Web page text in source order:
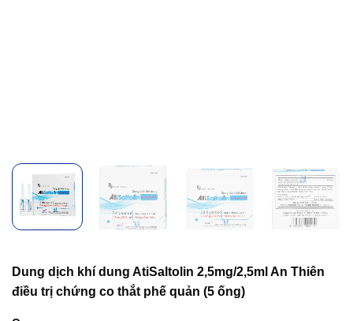
Dung dịch khí dung AtiSaltolin 2,5mg/2,5ml An Thiên
điều trị chứng co thắt phế quản (5 ống)